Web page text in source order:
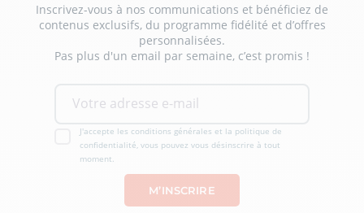
Inscrivez-vous à nos communications et bénéficiez de
contenus exclusifs, du programme fidélité et d’offres
personnalisées.
Pas plus d'un email par semaine, c’est promis !
J'accepte les conditions générales et la politique de
confidentialité, vous pouvez vous désinscrire à tout
moment.